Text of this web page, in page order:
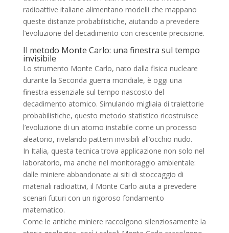
radioattive italiane alimentano modelli che mappano
queste distanze probabilistiche, aiutando a prevedere
l’evoluzione del decadimento con crescente precisione.
Il metodo Monte Carlo: una finestra sul tempo
invisibile
Lo strumento Monte Carlo, nato dalla fisica nucleare
durante la Seconda guerra mondiale, è oggi una
finestra essenziale sul tempo nascosto del
decadimento atomico. Simulando migliaia di traiettorie
probabilistiche, questo metodo statistico ricostruisce
l’evoluzione di un atomo instabile come un processo
aleatorio, rivelando pattern invisibili all’occhio nudo.
In Italia, questa tecnica trova applicazione non solo nel
laboratorio, ma anche nel monitoraggio ambientale:
dalle miniere abbandonate ai siti di stoccaggio di
materiali radioattivi, il Monte Carlo aiuta a prevedere
scenari futuri con un rigoroso fondamento
matematico.
Come le antiche miniere raccolgono silenziosamente la